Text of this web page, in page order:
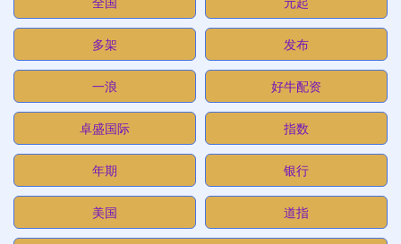
多架 发布
一浪 好牛配资
卓盛国际 指数
年期 银行
美国 道指